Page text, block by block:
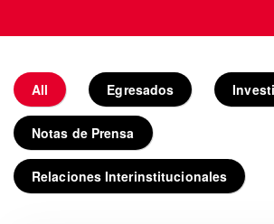
All Egresados
Notas de Prensa
Relaciones Interinstitucionales